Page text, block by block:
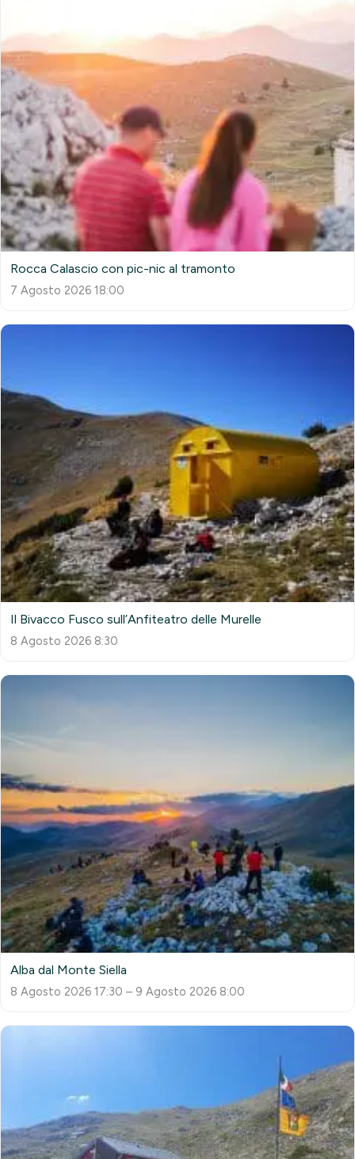
Rocca Calascio con pic-nic al tramonto
7 Agosto 2026 18:00
Il Bivacco Fusco sull’Anfiteatro delle Murelle
8 Agosto 2026 8:30
Alba dal Monte Siella
8 Agosto 2026 17:30 – 9 Agosto 2026 8:00